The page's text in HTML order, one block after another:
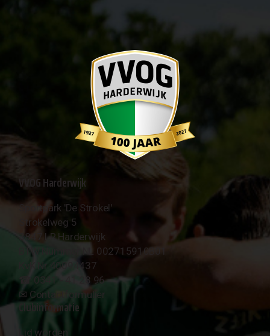
VVOG Harderwijk
Sportpark 'De Strokel'
Strokelweg 5
3847 LR Harderwijk
BTW Nummer NL 002715910B01
KvK Nr 40094437
☎︎ 0341 - 41 28 96
✉︎ Contactformulier
Clubinformatie
Lid worden